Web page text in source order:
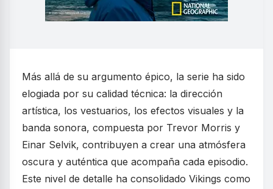
Más allá de su argumento épico, la serie ha sido
elogiada por su calidad técnica: la dirección
artística, los vestuarios, los efectos visuales y la
banda sonora, compuesta por Trevor Morris y
Einar Selvik, contribuyen a crear una atmósfera
oscura y auténtica que acompaña cada episodio.
Este nivel de detalle ha consolidado Vikings como